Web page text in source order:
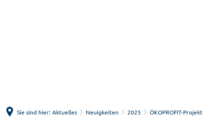
Sie sind hier: Aktuelles Neuigkeiten 2025 ÖKOPROFIT-Projekt